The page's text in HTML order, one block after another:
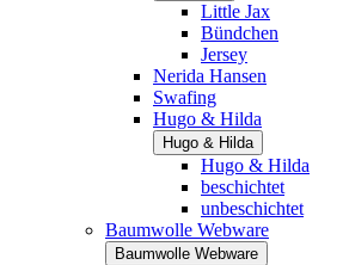
Little Jax
Bündchen
Jersey
Nerida Hansen
Swafing
Hugo & Hilda
Hugo & Hilda
Hugo & Hilda
beschichtet
unbeschichtet
Baumwolle Webware
Baumwolle Webware